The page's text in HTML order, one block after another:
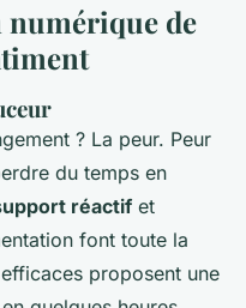
de
? La peur. Peur
du temps en
réactif et
font toute la
proposent une